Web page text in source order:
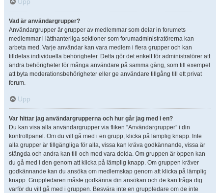
Vad är användargrupper?
Användargrupper är grupper av medlemmar som delar in forumets
medlemmar i lätthanterliga sektioner som forumadministratörerna kan
arbeta med. Varje användar kan vara medlem i flera grupper och kan
tilldelas individuella behörigheter. Detta gör det enkelt för administratörer att
ändra behörigheter för många användare på samma gång, som till exempel
att byta moderationsbehörigheter eller ge användare tillgång till ett privat
forum.
Upp
Var hittar jag användargrupperna och hur går jag med i en?
Du kan visa alla användargrupper via fliken “Användargrupper” i din
kontrollpanel. Om du vill gå med i en grupp, klicka på lämplig knapp. Inte
alla grupper är tillgängliga för alla, vissa kan kräva godkännande, vissa är
stängda och andra kan till och med vara dolda. Om gruppen är öppen kan
du gå med i den genom att klicka på lämplig knapp. Om gruppen kräver
godkännande kan du ansöka om medlemskap genom att klicka på lämplig
knapp. Gruppledaren måste godkänna din ansökan och de kan fråga dig
varför du vill gå med i gruppen. Besvära inte en gruppledare om de inte